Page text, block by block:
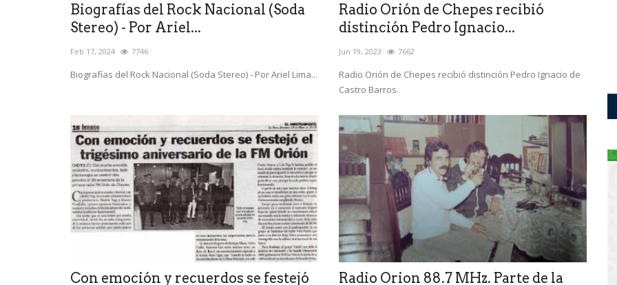
Biografías del Rock Nacional (Soda
Stereo) - Por Ariel...
Feb 17, 2024 7746
Biografías del Rock Nacional (Soda Stereo) - Por Ariel Lima...
Radio Orión de Chepes recibió
distinción Pedro Ignacio...
Jun 19, 2023 7662
Radio Orión de Chepes recibió distinción Pedro Ignacio de
Castro Barros.
Con emoción y recuerdos se festejó Radio Orion 88.7 MHz. Parte de la